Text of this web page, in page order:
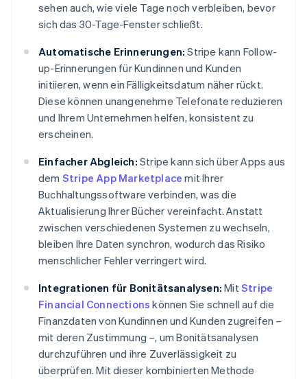
sehen auch, wie viele Tage noch verbleiben, bevor
sich das 30-Tage-Fenster schließt.
Automatische Erinnerungen: Stripe kann Follow-
up-Erinnerungen für Kundinnen und Kunden
initiieren, wenn ein Fälligkeitsdatum näher rückt.
Diese können unangenehme Telefonate reduzieren
und Ihrem Unternehmen helfen, konsistent zu
erscheinen.
Einfacher Abgleich: Stripe kann sich über Apps aus
dem Stripe App Marketplace mit Ihrer
Buchhaltungssoftware verbinden, was die
Aktualisierung Ihrer Bücher vereinfacht. Anstatt
zwischen verschiedenen Systemen zu wechseln,
bleiben Ihre Daten synchron, wodurch das Risiko
menschlicher Fehler verringert wird.
Integrationen für Bonitätsanalysen: MitStripe
Financial Connections können Sie schnell auf die
Finanzdaten von Kundinnen und Kunden zugreifen –
mit deren Zustimmung –, um Bonitätsanalysen
durchzuführen und ihre Zuverlässigkeit zu
überprüfen. Mit dieser kombinierten Methode